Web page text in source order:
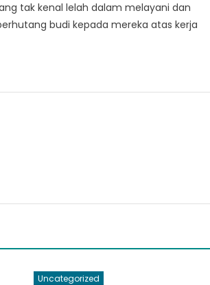
tak kenal lelah dalam melayani dan
budi kepada mereka atas kerja
Uncategorized